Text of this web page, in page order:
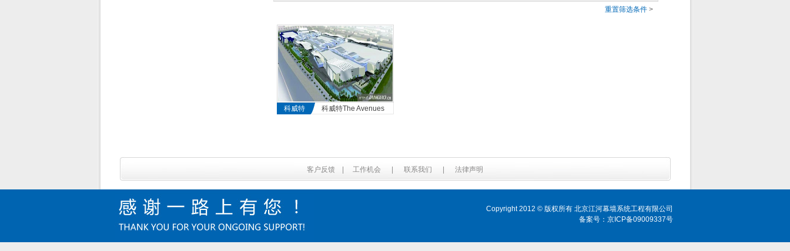
重置筛选条件>
科威特 科威特The Avenues
客户反馈 工作机会 联系我们 法律声明
Copyright 2012 © 版权所有 北京江河幕墙系统工程有限公司
备案号：京ICP备09009337号